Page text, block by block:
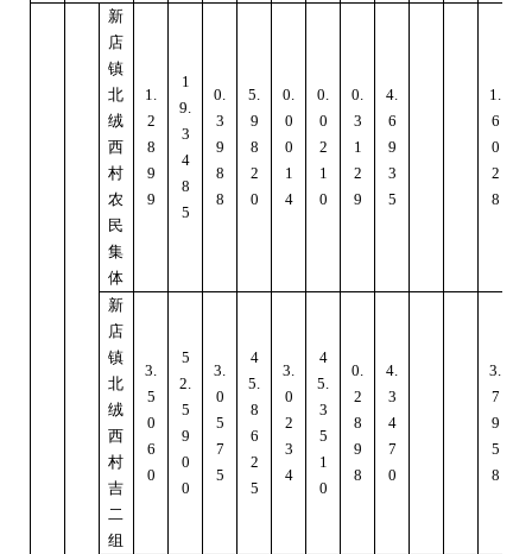
新
店
镇
北
绒
西
村
农
民
集
体
1.
2
8
9
9
1
9.
3
4
8
5
0.
3
9
8
8
5.
9
8
2
0
0.
0
0
1
4
0.
0
2
1
0
0.
3
1
2
9
4.
6
9
3
5
1.
6
0
2
8
新
店
镇
北
绒
西
村
吉
二
组
3.
5
0
6
0
5
2.
5
9
0
0
3.
0
5
7
5
4
5.
8
6
2
5
3.
0
2
3
4
4
5.
3
5
1
0
0.
2
8
9
8
4.
3
4
7
0
3.
7
9
5
8